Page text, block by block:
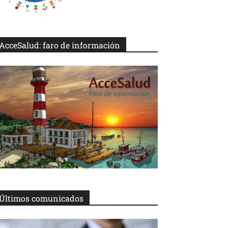
faro de información
comunicados